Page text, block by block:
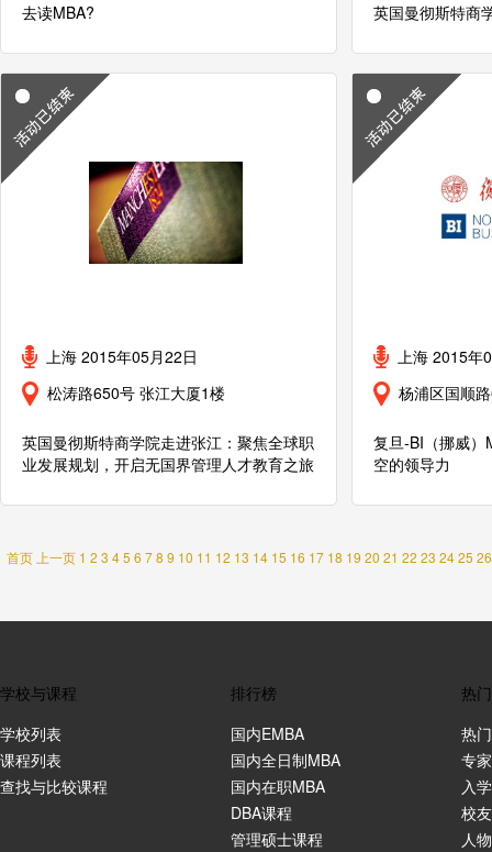
去读MBA?
英国曼彻斯特商
上海 2015年05月22日
松涛路650号 张江大厦1楼
英国曼彻斯特商学院走进张江：聚焦全球职
业发展规划，开启无国界管理人才教育之旅
上海 2015年
杨浦区国顺
复旦-BI（挪威）
空的领导力
首页 上一页 1 2 3 45 6 78 9 10 11 12 13 14 15 16 17 18 19 20 21 22 23 2425 26
学校与课程
学校列表
课程列表
查找与比较课程
排行榜
国内EMBA
国内全日制MBA
国内在职MBA
DBA课程
管理硕士课程
热
热
专
入
校
人